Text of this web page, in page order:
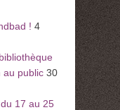
! 4
au public 30
17 au 25